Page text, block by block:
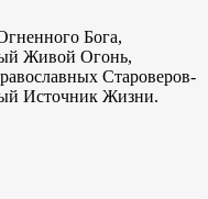
Бога,
Живой Огонь,
Староверов-
Источник Жизни.